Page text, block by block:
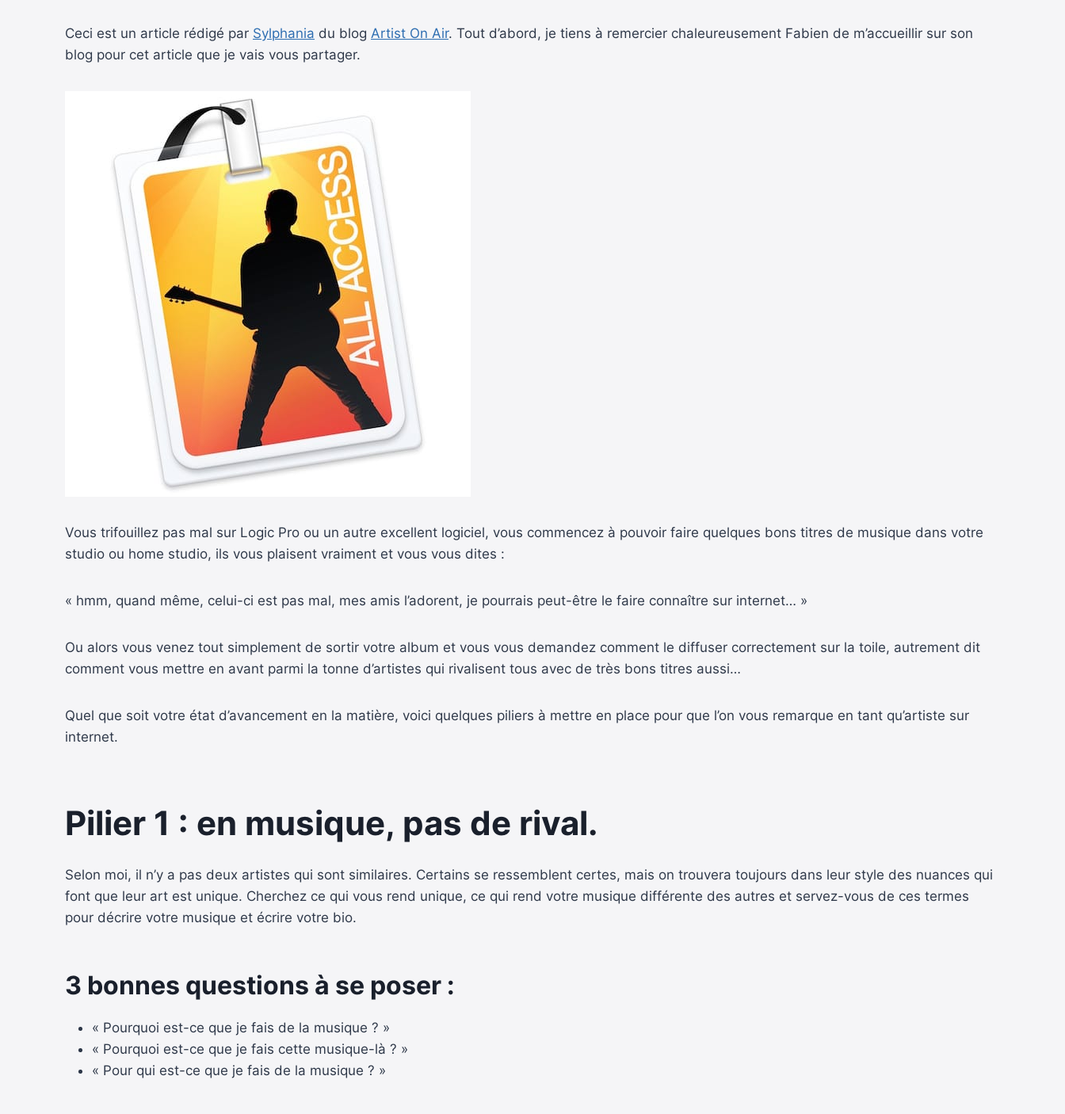
Ceci est un article rédigé par Sylphania du blog Artist On Air. Tout d’abord, je tiens à remercier chaleureusement Fabien de m’accueillir sur son
blog pour cet article que je vais vous partager.
Vous trifouillez pas mal sur Logic Pro ou un autre excellent logiciel, vous commencez à pouvoir faire quelques bons titres de musique dans votre
studio ou home studio, ils vous plaisent vraiment et vous vous dites :
« hmm, quand même, celui-ci est pas mal, mes amis l’adorent, je pourrais peut-être le faire connaître sur internet… »
Ou alors vous venez tout simplement de sortir votre album et vous vous demandez comment le diffuser correctement sur la toile, autrement dit
comment vous mettre en avant parmi la tonne d’artistes qui rivalisent tous avec de très bons titres aussi…
Quel que soit votre état d’avancement en la matière, voici quelques piliers à mettre en place pour que l’on vous remarque en tant qu’artiste sur
internet.
Pilier 1 : en musique, pas de rival.
Selon moi, il n’y a pas deux artistes qui sont similaires. Certains se ressemblent certes, mais on trouvera toujours dans leur style des nuances qui
font que leur art est unique. Cherchez ce qui vous rend unique, ce qui rend votre musique différente des autres et servez-vous de ces termes
pour décrire votre musique et écrire votre bio.
3 bonnes questions à se poser :
« Pourquoi est-ce que je fais de la musique ? »
« Pourquoi est-ce que je fais cette musique-là ? »
« Pour qui est-ce que je fais de la musique ? »